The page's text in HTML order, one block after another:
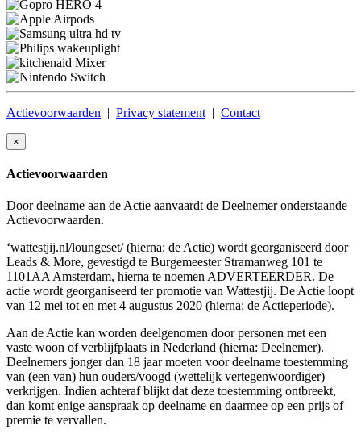
Actievoorwaarden | Privacy statement | Contact
×
Actievoorwaarden
Door deelname aan de Actie aanvaardt de Deelnemer onderstaande
Actievoorwaarden.
‘wattestjij.nl/loungeset/ (hierna: de Actie) wordt georganiseerd door
Leads & More, gevestigd te Burgemeester Stramanweg 101 te
1101AA Amsterdam, hierna te noemen ADVERTEERDER. De
actie wordt georganiseerd ter promotie van Wattestjij. De Actie loopt
van 12 mei tot en met 4 augustus 2020 (hierna: de Actieperiode).
Aan de Actie kan worden deelgenomen door personen met een
vaste woon of verblijfplaats in Nederland (hierna: Deelnemer).
Deelnemers jonger dan 18 jaar moeten voor deelname toestemming
van (een van) hun ouders/voogd (wettelijk vertegenwoordiger)
verkrijgen. Indien achteraf blijkt dat deze toestemming ontbreekt,
dan komt enige aanspraak op deelname en daarmee op een prijs of
premie te vervallen.